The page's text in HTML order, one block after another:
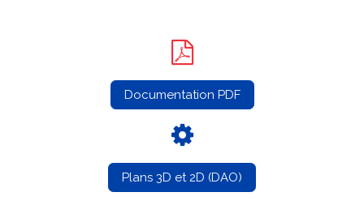
Documentation PDF
Plans 3D et 2D (DAO)